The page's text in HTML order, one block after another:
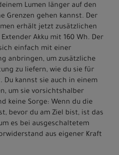
Lumen länger auf den
Grenzen gehen kannst. Der
erhält jetzt zusätzlichen
Akku mit 160 Wh. Der
einfach mit einer
anbringen, um zusätzliche
zu liefern, wie du sie für
Du kannst sie auch in einem
um sie vorsichtshalber
keine Sorge: Wenn du die
bevor du am Ziel bist, ist das
es bei ausgeschaltetem
aus eigener Kraft